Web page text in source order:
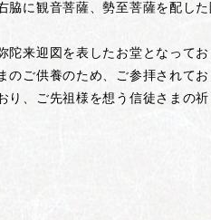
脇に観音菩薩、勢至菩薩を配し
陀来迎図を表したお堂となって
ご供養のため、ご参拝されてお
り、ご先祖様を想う信徒さまの祈